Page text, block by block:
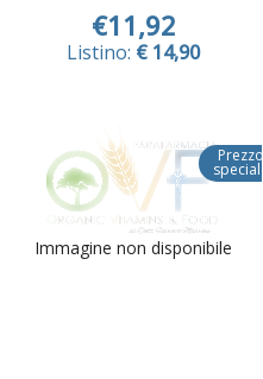
€11,92
Listino: € 14,90
Immagine non disponibile
Prezzo
speciale